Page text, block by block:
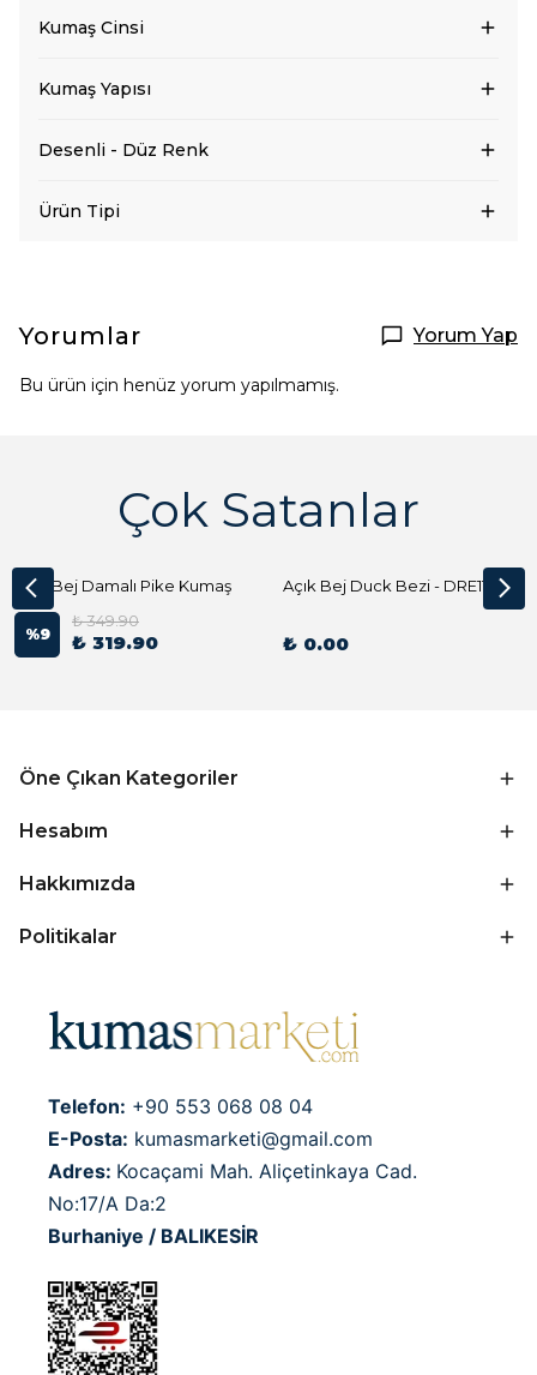
Kumaş Cinsi
Kumaş Yapısı
Desenli - Düz Renk
Ürün Tipi
Yorumlar Yorum Yap
Bu ürün için henüz yorum yapılmamış.
Çok Satanlar
Açık Bej Damalı Pike Kumaş
%9
₺ 349.90
₺ 319.90
Açık Bej Duck Bezi - DRE1144 Kumaş Peçete
₺ 0.00
Öne Çıkan Kategoriler
Hesabım
Hakkımızda
Politikalar
Telefon: +90 553 068 08 04
E-Posta: kumasmarketi@gmail.com
Adres: Kocaçami Mah. Aliçetinkaya Cad.
No:17/A Da:2
Burhaniye / BALIKESİR